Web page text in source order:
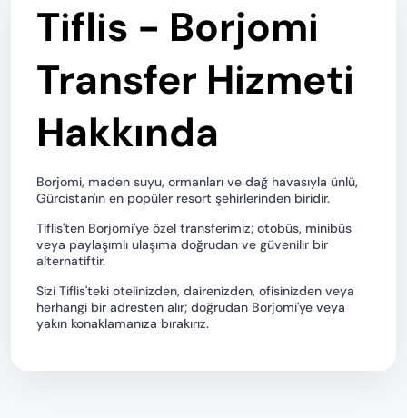
Tiflis - Borjomi
Transfer Hizmeti
Hakkında
Borjomi, maden suyu, ormanları ve dağ havasıyla ünlü,
Gürcistan'ın en popüler resort şehirlerinden biridir.
Tiflis'ten Borjomi'ye özel transferimiz; otobüs, minibüs
veya paylaşımlı ulaşıma doğrudan ve güvenilir bir
alternatiftir.
Sizi Tiflis'teki otelinizden, dairenizden, ofisinizden veya
herhangi bir adresten alır; doğrudan Borjomi'ye veya
yakın konaklamanıza bırakırız.